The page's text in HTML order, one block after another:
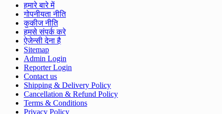
हमारे बारे में
गोपनीयता नीति
कुकीज नीति
हमसे संपर्क करे
ऐजेन्सी देना है
Sitemap
Admin Login
Reporter Login
Contact us
Shipping & Delivery Policy
Cancellation & Refund Policy
Terms & Conditions
Privacy Policy